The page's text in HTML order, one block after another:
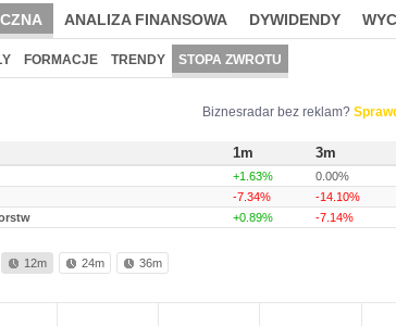
ANALIZA FINANSOWA DYWIDENDY
FORMACJE TRENDY STOPA ZWROTU
Biznesradar bez reklam?
1m 3m
+1.63% 0.00%
-7.34% -14.10%
+0.89% -7.14%
12m 24m 36m